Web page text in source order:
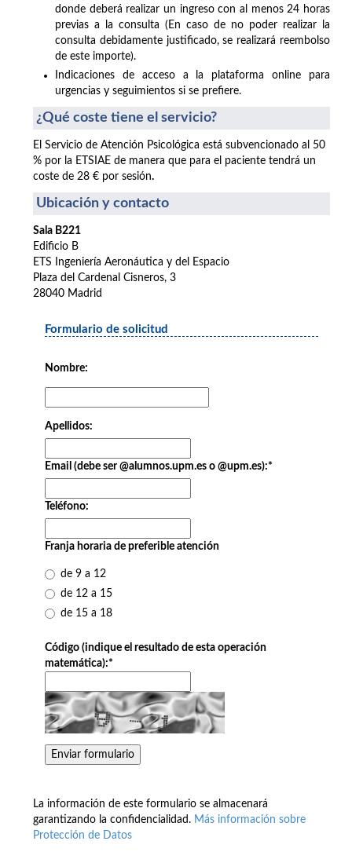
donde deberá realizar un ingreso con al menos 24 horas
previas a la consulta (En caso de no poder realizar la
consulta debidamente justificado, se realizará reembolso
de este importe).
Indicaciones de acceso a la plataforma online para
urgencias y seguimientos si se prefiere.
¿Qué coste tiene el servicio?
El Servicio de Atención Psicológica está subvencionado al 50
% por la ETSIAE de manera que para el paciente tendrá un
coste de 28 € por sesión.
Ubicación y contacto
Sala B221
Edificio B
ETS Ingeniería Aeronáutica y del Espacio
Plaza del Cardenal Cisneros, 3
28040 Madrid
Formulario de solicitud
Nombre:
Apellidos:
Email (debe ser @alumnos.upm.es o @upm.es):*
Teléfono:
Franja horaria de preferible atención
de 9 a 12
de 12 a 15
de 15 a 18
Código (indique el resultado de esta operación
matemática):*
La información de este formulario se almacenará
garantizando la confidencialidad. Más información sobre
Protección de Datos